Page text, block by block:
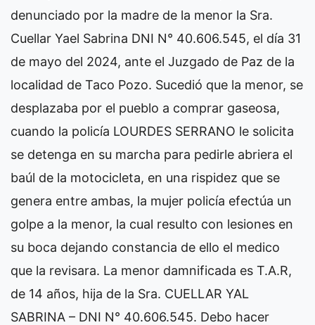
denunciado por la madre de la menor la Sra.
Cuellar Yael Sabrina DNI N° 40.606.545, el día 31
de mayo del 2024, ante el Juzgado de Paz de la
localidad de Taco Pozo. Sucedió que la menor, se
desplazaba por el pueblo a comprar gaseosa,
cuando la policía LOURDES SERRANO le solicita
se detenga en su marcha para pedirle abriera el
baúl de la motocicleta, en una rispidez que se
genera entre ambas, la mujer policía efectúa un
golpe a la menor, la cual resulto con lesiones en
su boca dejando constancia de ello el medico
que la revisara. La menor damnificada es T.A.R,
de 14 años, hija de la Sra. CUELLAR YAL
SABRINA – DNI N° 40.606.545. Debo hacer